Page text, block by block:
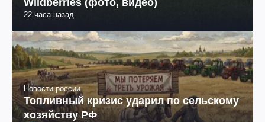
Wildberries (фото, видео)
22 часа назад
Новости россии
Топливный кризис ударил по сельскому
хозяйству РФ